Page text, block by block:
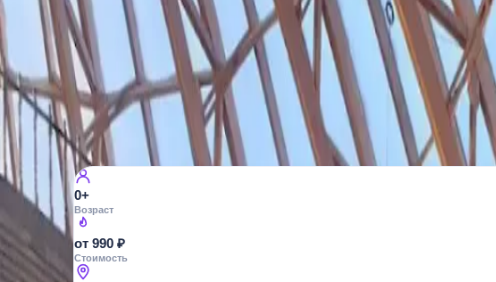
АКВАПАРКИ
Аквапарк
пр. Приморский д. 72
189 просмотров
0+
Возраст
от 990 ₽
Стоимость